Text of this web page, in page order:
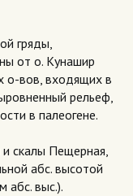
гряды,
от о. Кунашир
о-вов, входящих в
рельеф,
в палеогене.
скалы Пещерная,
абс. высотой
абс. выс.).